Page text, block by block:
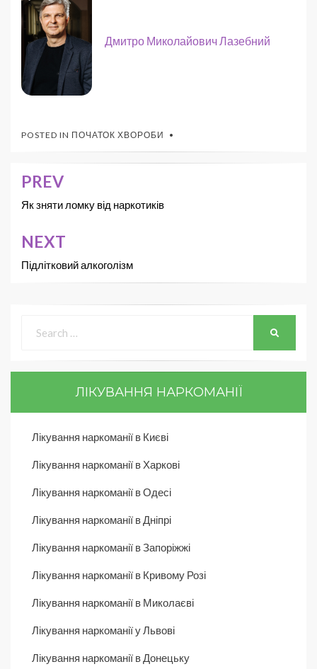
Дмитро Миколайович Лазебний
POSTED IN ПОЧАТОК ХВОРОБИ
PREV
Як зняти ломку від наркотиків
NEXT
Підлітковий алкоголізм
ЛІКУВАННЯ НАРКОМАНІЇ
Лікування наркоманії в Києві
Лікування наркоманії в Харкові
Лікування наркоманії в Одесі
Лікування наркоманії в Дніпрі
Лікування наркоманії в Запоріжжі
Лікування наркоманії в Кривому Розі
Лікування наркоманії в Миколаєві
Лікування наркоманії у Львові
Лікування наркоманії в Донецьку